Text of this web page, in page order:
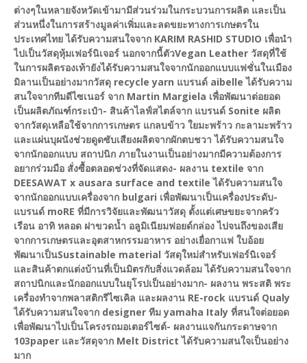
ต่างๆในหลายจังหวัดเข้ามามีส่วนร่วมในกระบวนการผลิต และเป็น
ส่วนหนึ่งในการสร้างมูลค่าเพิ่มและลดขยะทางการเกษตรใน
ประเทศไทย ได้รับความสนใจจาก KARIM RASHID STUDIO เพื่อนำ
ไปเป็นวัสดุหุ้มเฟอร์นิเจอร์ นอกจากนี้ตัวVegan Leather วัสดุที่ใช้
ในการผลิตรองเท้ายังได้รับความสนใจจากนักออกแบบแฟชั่นในเมือง
มิลานเป็นอย่างมากวัสดุ recycle yarn แบรนด์ aibelle ได้รับความ
สนใจจากทีมดีไซเนอร์ จาก Martin Margiela เพื่อพัฒนาต่อยอด
เป็นผลิตภัณฑ์กระเป๋า- สินค้าไลฟ์สไตล์จาก แบรนด์ Sonite ผลิต
จากวัสดุเหลือใช้จากการเกษตร แกลบข้าว ใยมะพร้าว กะลามะพร้าว
และแผ่นบุผนังช่วยดูดซับเสียงผลิตจากผักตบชวา ได้รับความสนใจ
จากนักออกแบบ สถาปนิก ภายในงานเป็นอย่างมากมีความต้องการ
อยากร่วมมือ สั่งซื้อตลอดช่วงที่จัดแสดง- ผลงาน textile จาก
DEESAWAT x ausara surface and textile ได้รับความสนใจ
จากนักออกแบบเครื่องจาก bulgari เพื่อพัฒนาเป็นเครื่องประดับ-
แบรนด์ moRE ที่มีการวิจัยและพัฒนาวัสดุ ตั้งแต่เศษขยะจากครัว
เรือน อาทิ หลอด ฝาขวดน้ำ อลูมิเนียมฟอยด์กล่อง ไปจนถึงของเสีย
จากการเกษตรและอุตสาหกรรมอาหาร อย่างเยื่อกาแฟ ใบอ้อย
พัฒนาเป็นSustainable material วัสดุใหม่สำหรับเฟอร์นิเจอร์
และสินค้าตกแต่งบ้านที่เป็นมิตรกับสิ่งแวดล้อม ได้รับความสนใจจาก
สถาปนิกและนักออกแบบในยุโรปเป็นอย่างมาก- ผลงาน พระสติ พระ
เครื่องทำจากพลาสติกรีไซเคิล และผลงาน RE-rock แบรนด์ Qualy
ได้รับความสนใจจาก designer ทีม yamaha Italy ที่สนใจต่อยอด
เพื่อพัฒนาไปเป็นโครงรถมอเตอร์ไซต์- ผลงานแจกันกระดาษจาก
103paper และวัสดุจาก Melt District ได้รับความสนใจเป็นอย่าง
มาก